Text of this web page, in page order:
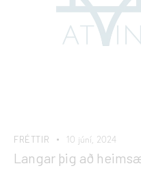
FRÉTTIR 10 júní, 2024
Langar þig að